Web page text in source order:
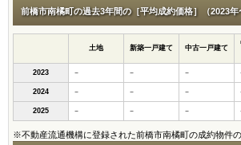
前橋市南橘町の過去3年間の［平均成約価格］（2023年
土地 新築一戸建て 中古一戸建て
2023 － － －
2024 － － －
2025 － － －
※不動産流通機構に登録された前橋市南橘町の成約物件の